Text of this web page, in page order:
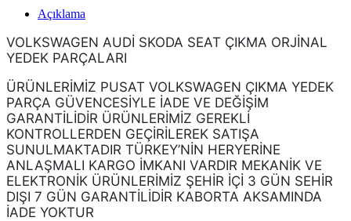
Açıklama
VOLKSWAGEN AUDİ SKODA SEAT ÇIKMA ORJİNAL
YEDEK PARÇALARI
ÜRÜNLERİMİZ PUSAT VOLKSWAGEN ÇIKMA YEDEK
PARÇA GÜVENCESİYLE İADE VE DEĞİŞİM
GARANTİLİDİR ÜRÜNLERİMİZ GEREKLİ
KONTROLLERDEN GEÇİRİLEREK SATIŞA
SUNULMAKTADIR TÜRKEY’NİN HERYERİNE
ANLAŞMALI KARGO İMKANI VARDIR MEKANİK VE
ELEKTRONİK ÜRÜNLERİMİZ ŞEHİR İÇİ 3 GÜN SEHİR
DIŞI 7 GÜN GARANTİLİDİR KABORTA AKSAMINDA
İADE YOKTUR